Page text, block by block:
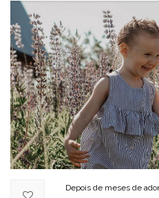
Depois de meses de